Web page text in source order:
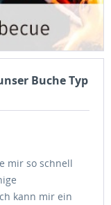
Buche Typ
mir so schnell
kann mir ein